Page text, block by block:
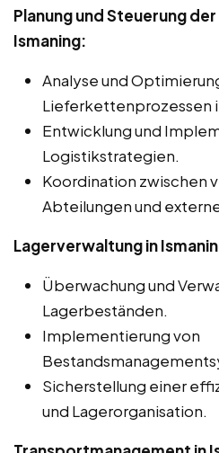
Planung und Steuerung
Ismaning:
Analyse und
Lieferkettenprozessen
Entwicklung und
Logistikstrategien.
Koordination zwischen
Abteilungen und
Lagerverwaltung in
Überwachung und
Lagerbeständen.
Implementierung von
Sicherstellung einer
und Lagerorganisation.